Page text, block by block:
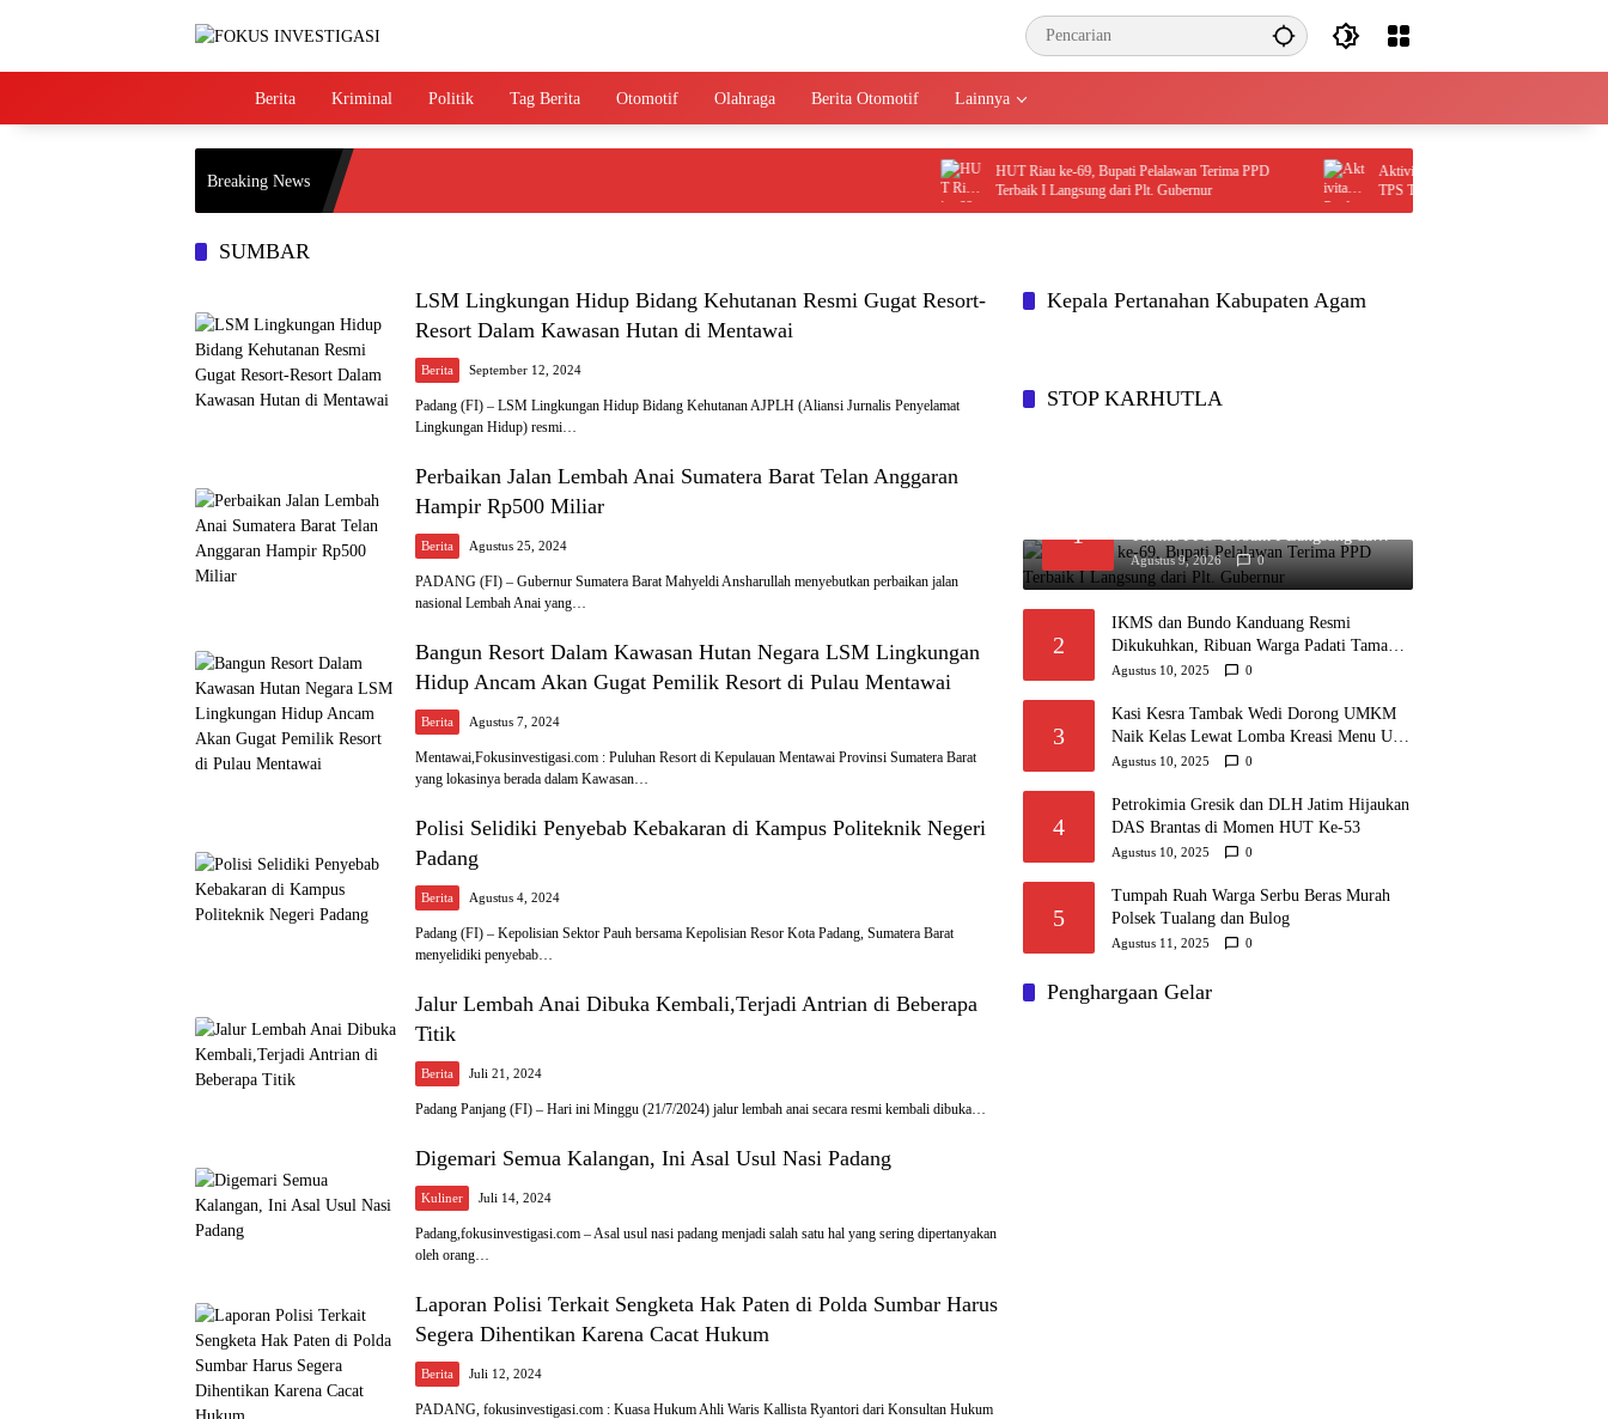
HomeBerita Kriminal Politik Tag Berita Otomotif Olahraga Berita Otomotif Lainnya
Breaking News
HUT Riau ke-69, Bupati Pelalawan Terima PPD
Terbaik I Langsung dari Plt. Gubernur
Aktivitas Perdagangan Bergairah, Arus Peti
TPS Tumbuh Signifikan di Juli 2026
SUMBAR
LSM Lingkungan Hidup Bidang Kehutanan Resmi Gugat Resort-
Resort Dalam Kawasan Hutan di Mentawai
Berita September 12, 2024
Padang (FI) – LSM Lingkungan Hidup Bidang Kehutanan AJPLH (Aliansi Jurnalis Penyelamat
Lingkungan Hidup) resmi…
Perbaikan Jalan Lembah Anai Sumatera Barat Telan Anggaran
Hampir Rp500 Miliar
Berita Agustus 25, 2024
PADANG (FI) – Gubernur Sumatera Barat Mahyeldi Ansharullah menyebutkan perbaikan jalan
nasional Lembah Anai yang…
Bangun Resort Dalam Kawasan Hutan Negara LSM Lingkungan
Hidup Ancam Akan Gugat Pemilik Resort di Pulau Mentawai
Berita Agustus 7, 2024
Mentawai,Fokusinvestigasi.com : Puluhan Resort di Kepulauan Mentawai Provinsi Sumatera Barat
yang lokasinya berada dalam Kawasan…
Polisi Selidiki Penyebab Kebakaran di Kampus Politeknik Negeri
Padang
Berita Agustus 4, 2024
Padang (FI) – Kepolisian Sektor Pauh bersama Kepolisian Resor Kota Padang, Sumatera Barat
menyelidiki penyebab…
Jalur Lembah Anai Dibuka Kembali,Terjadi Antrian di Beberapa
Titik
Berita Juli 21, 2024
Padang Panjang (FI) – Hari ini Minggu (21/7/2024) jalur lembah anai secara resmi kembali dibuka…
Digemari Semua Kalangan, Ini Asal Usul Nasi Padang
Kuliner Juli 14, 2024
Padang,fokusinvestigasi.com – Asal usul nasi padang menjadi salah satu hal yang sering dipertanyakan
oleh orang…
Laporan Polisi Terkait Sengketa Hak Paten di Polda Sumbar Harus
Segera Dihentikan Karena Cacat Hukum
Berita Juli 12, 2024
PADANG, fokusinvestigasi.com : Kuasa Hukum Ahli Waris Kallista Ryantori dari Konsultan Hukum
Kepala Pertanahan Kabupaten Agam
STOP KARHUTLA
1
Terima PPD Terbaik I Langsung dari
Plt. Gubernur
Agustus 9, 2026 0
2
IKMS dan Bundo Kanduang Resmi
Dikukuhkan, Ribuan Warga Padati Taman
Motuyoko
Agustus 10, 2025 0
3
Kasi Kesra Tambak Wedi Dorong UMKM
Naik Kelas Lewat Lomba Kreasi Menu Ubi
dan Giat KSH Meriahkan HUT RI
Agustus 10, 2025 0
4
Petrokimia Gresik dan DLH Jatim Hijaukan
DAS Brantas di Momen HUT Ke-53
Agustus 10, 2025 0
5
Tumpah Ruah Warga Serbu Beras Murah
Polsek Tualang dan Bulog
Agustus 11, 2025 0
Penghargaan Gelar